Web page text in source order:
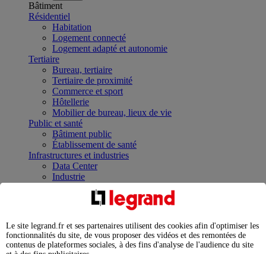
Bâtiment
Résidentiel
Habitation
Logement connecté
Logement adapté et autonomie
Tertiaire
Bureau, tertiaire
Tertiaire de proximité
Commerce et sport
Hôtellerie
Mobilier de bureau, lieux de vie
Public et santé
Bâtiment public
Établissement de santé
Infrastructures et industries
Data Center
Industrie
Infrastructures
Contrôler et planifier le fonctionnement des appareils
Répartir et optimiser son tableau électrique
Legrand Data Center Solutions : concentrer les
expertises au service de vos performances
Le site legrand.fr et ses partenaires utilisent des cookies afin d'optimiser les
fonctionnalités du site, de vous proposer des vidéos et des remontées de
contenus de plateformes sociales, à des fins d'analyse de l'audience du site